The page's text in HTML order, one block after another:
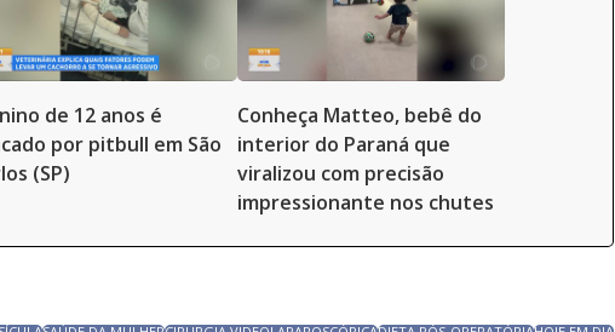
de 12 anos é
por pitbull em São
(SP)
Conheça Matteo, bebê do
interior do Paraná que
viralizou com precisão
impressionante nos chutes